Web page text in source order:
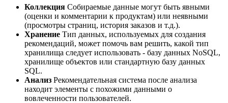
Коллекция Собираемые данные могут быть явными
(оценки и комментарии к продуктам) или неявными
(просмотры страниц, история заказов и т.д.).
Хранение Тип данных, используемых для создания
рекомендаций, может помочь вам решить, какой тип
хранилища следует использовать - базу данных NoSQL,
хранилище объектов или стандартную базу данных
SQL.
Анализ Рекомендательная система после анализа
находит элементы с похожими данными о
вовлеченности пользователей.